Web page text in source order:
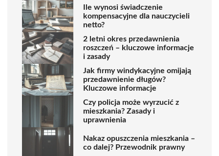
Ile wynosi świadczenie
kompensacyjne dla nauczycieli
netto?
2 letni okres przedawnienia
roszczeń – kluczowe informacje
i zasady
Jak firmy windykacyjne omijają
przedawnienie długów?
Kluczowe informacje
Czy policja może wyrzucić z
mieszkania? Zasady i
uprawnienia
Nakaz opuszczenia mieszkania –
co dalej? Przewodnik prawny